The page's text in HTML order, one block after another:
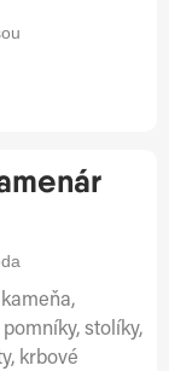
stolíky,
krbové